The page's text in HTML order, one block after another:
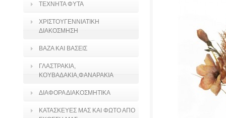
ΤΕΧΝΗΤΑ ΦΥΤΑ
ΧΡΙΣΤΟΥΓΕΝΝΙΑΤΙΚΗ
ΔΙΑΚΟΣΜΗΣΗ
ΒΑΖΑ ΚΑΙ ΒΑΣΕΙΣ
ΓΛΑΣΤΡΑΚΙΑ,
ΚΟΥΒΑΔΑΚΙΑ,ΦΑΝΑΡΑΚΙΑ
ΔΙΑΦΟΡΑ ΔΙΑΚΟΣΜΗΤΙΚΑ
ΚΑΤΑΣΚΕΥΕΣ ΜΑΣ ΚΑΙ ΦΩΤΟ ΑΠΟ